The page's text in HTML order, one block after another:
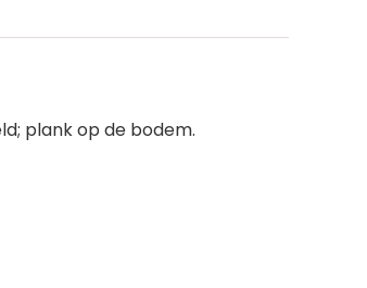
plank op de bodem.